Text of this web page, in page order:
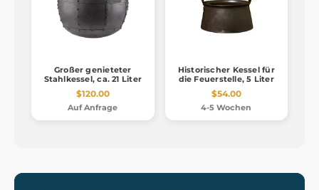
Großer genieteter
Stahlkessel, ca. 21 Liter
$120.00
Auf Anfrage
Historischer Kessel für
die Feuerstelle, 5 Liter
$54.00
4-5 Wochen